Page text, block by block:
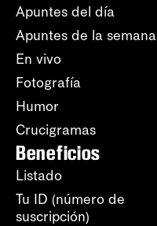
Apuntes del día
Apuntes de la semana
En vivo
Fotografía
Humor
Crucigramas
Beneficios
Listado
Tu ID (número de
suscripción)